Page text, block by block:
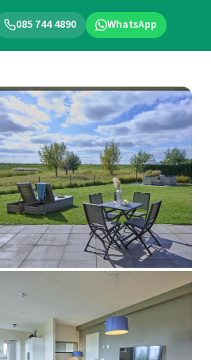
085 744 4890 WhatsApp